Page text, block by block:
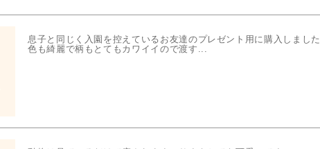
息子と同じく入園を控えているお友達のプレゼント用に購入しました
色も綺麗で柄もとてもカワイイので渡す...